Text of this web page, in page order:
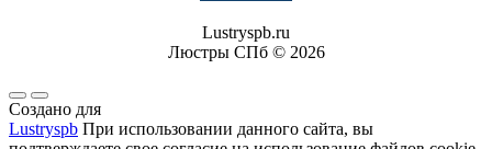
Lustryspb.ru
Люстры СПб © 2026
Создано для
Lustryspb При использовании данного сайта, вы